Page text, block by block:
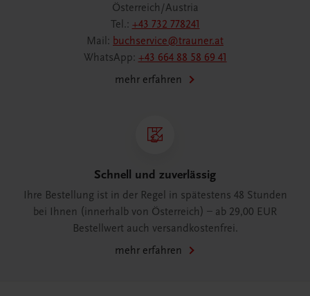
Österreich/Austria
Tel.: +43 732 778241
Mail: buchservice@trauner.at
WhatsApp: +43 664 88 58 69 41
mehr erfahren
Schnell und zuverlässig
Ihre Bestellung ist in der Regel in spätestens 48 Stunden
bei Ihnen (innerhalb von Österreich) – ab 29,00 EUR
Bestellwert auch versandkostenfrei.
mehr erfahren